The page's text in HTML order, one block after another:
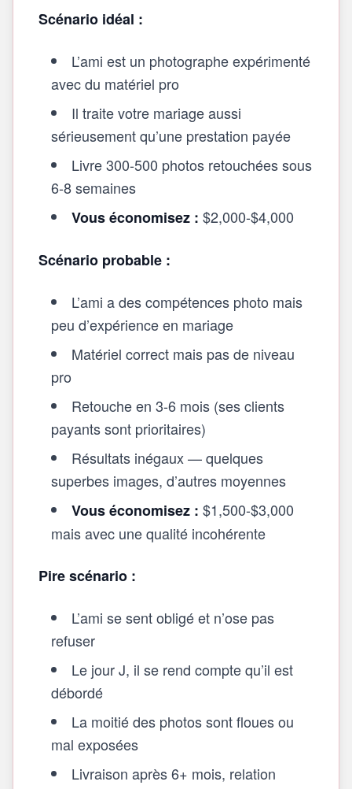
Scénario idéal :
L’ami est un photographe expérimenté
avec du matériel pro
Il traite votre mariage aussi
sérieusement qu’une prestation payée
Livre 300-500 photos retouchées sous
6-8 semaines
Vous économisez : $2,000-$4,000
Scénario probable :
L’ami a des compétences photo mais
peu d’expérience en mariage
Matériel correct mais pas de niveau
pro
Retouche en 3-6 mois (ses clients
payants sont prioritaires)
Résultats inégaux — quelques
superbes images, d’autres moyennes
Vous économisez : $1,500-$3,000
mais avec une qualité incohérente
Pire scénario :
L’ami se sent obligé et n’ose pas
refuser
Le jour J, il se rend compte qu’il est
débordé
La moitié des photos sont floues ou
mal exposées
Livraison après 6+ mois, relation